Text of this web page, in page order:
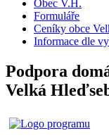
Obec V.H.
Formuláře
Ceníky obce
Informace dle
Podpora
Velká